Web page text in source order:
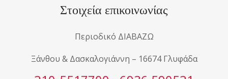
Στοιχεία επικοινωνίας
Περιοδικό ΔΙΑΒΑΖΩ
Ξάνθου & Δασκαλογιάννη – 16674 Γλυφάδα